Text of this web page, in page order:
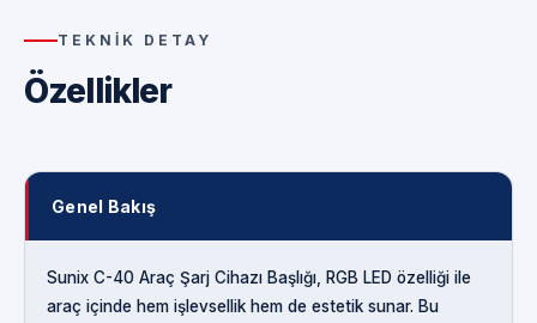
TEKNIK DETAY
Özellikler
Genel Bakış
Sunix C-40 Araç Şarj Cihazı Başlığı, RGB LED özelliği ile
araç içinde hem işlevsellik hem de estetik sunar. Bu